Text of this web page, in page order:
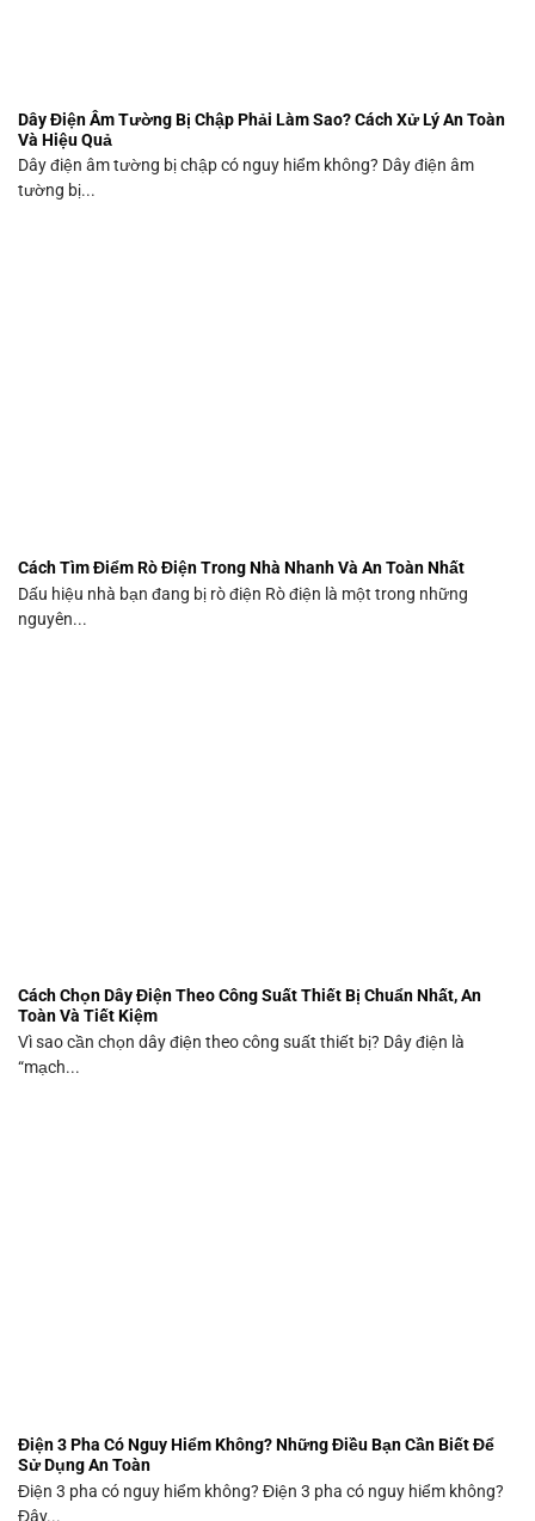
Dây Điện Âm Tường Bị Chập Phải Làm Sao? Cách Xử Lý An Toàn
Và Hiệu Quả
Dây điện âm tường bị chập có nguy hiểm không? Dây điện âm
tường bị...
Cách Tìm Điểm Rò Điện Trong Nhà Nhanh Và An Toàn Nhất
Dấu hiệu nhà bạn đang bị rò điện Rò điện là một trong những
nguyên...
Cách Chọn Dây Điện Theo Công Suất Thiết Bị Chuẩn Nhất, An
Toàn Và Tiết Kiệm
Vì sao cần chọn dây điện theo công suất thiết bị? Dây điện là
“mạch...
Điện 3 Pha Có Nguy Hiểm Không? Những Điều Bạn Cần Biết Để
Sử Dụng An Toàn
Điện 3 pha có nguy hiểm không? Điện 3 pha có nguy hiểm không?
Đây...